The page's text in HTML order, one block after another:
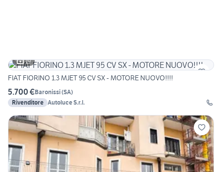
19
FIAT FIORINO 1.3 MJET 95 CV SX - MOTORE NUOVO!!!!
5.700 €Baronissi(SA)
Rivenditore Autoluce S.r.l.